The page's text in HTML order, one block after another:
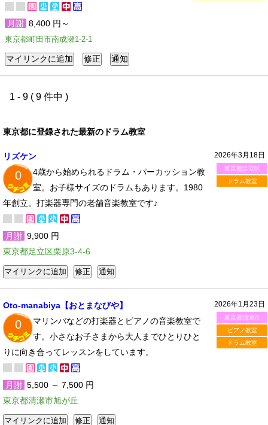
月謝 8,400 円～
東京都町田市南成瀬1-2-1
1 - 9 ( 9 件中 )
東京都に登録された最新のドラム教室
2026年3月18日
東京都足立区
ドラム教室
リズケン
0
4歳から始められるドラム・パーカッション教
室。お子様サイズのドラムもあります。1980
年創立。打楽器専門の老舗音楽教室です♪
月謝 9,900 円
東京都足立区栗原3-4-6
2026年1月23日
東京都清瀬市
ピアノ教室
ドラム教室
Oto-manabiya【おとまなびや】
0
マリンバなどの打楽器とピアノの音楽教室で
す。小さなお子さまから大人までひとりひと
りに向き合ってレッスンをしています。
月謝 5,500 ～ 7,500 円
東京都清瀬市旭が丘